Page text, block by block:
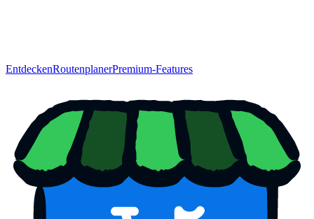
EntdeckenRoutenplanerPremium-Features